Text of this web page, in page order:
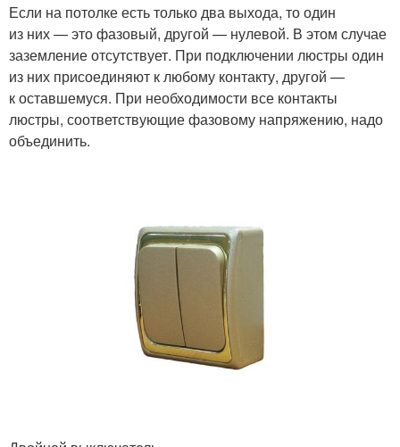
Если на потолке есть только два выхода, то один
из них — это фазовый, другой — нулевой. В этом случае
заземление отсутствует. При подключении люстры один
из них присоединяют к любому контакту, другой —
к оставшемуся. При необходимости все контакты
люстры, соответствующие фазовому напряжению, надо
объединить.